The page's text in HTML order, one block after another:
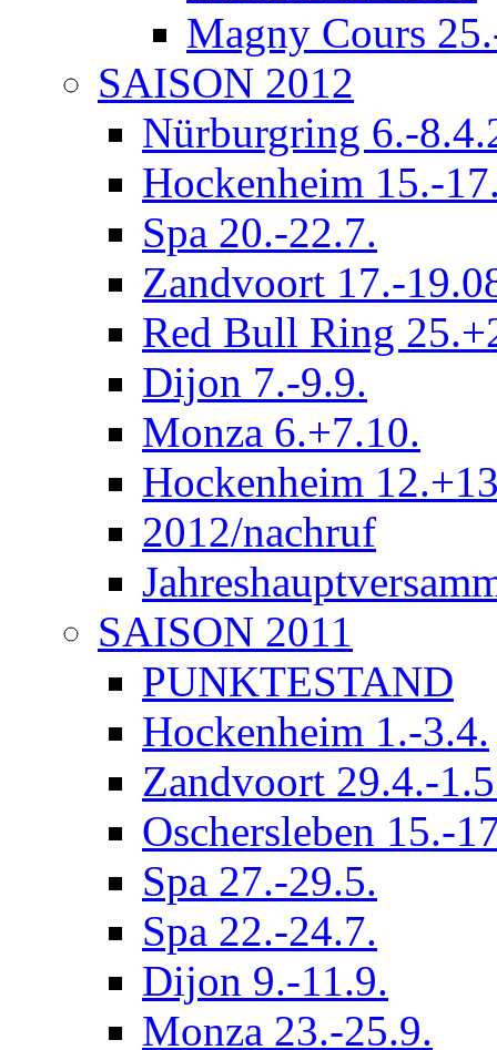
Magny Cours
SAISON 2012
Nürburgring 6.-
Hockenheim 15.-
Spa 20.-22.7.
Zandvoort 17.-
Red Bull Ring
Dijon 7.-9.9.
Monza 6.+7.10.
Hockenheim
2012/nachruf
SAISON 2011
PUNKTESTAND
Hockenheim 1.-3.4.
Zandvoort 29.4.-
Oschersleben 15.-
Spa 27.-29.5.
Spa 22.-24.7.
Dijon 9.-11.9.
Monza 23.-25.9.